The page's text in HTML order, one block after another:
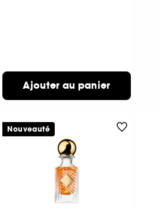
Ajouter au panier
Nouveauté